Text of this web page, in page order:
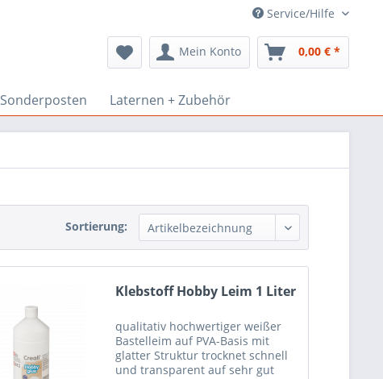
Service/Hilfe
Mein Konto 0,00 € *
Sonderposten Laternen + Zubehör
Sortierung:
Klebstoff Hobby Leim 1 Liter
qualitativ hochwertiger weißer
Bastelleim auf PVA-Basis mit
glatter Struktur trocknet schnell
und transparent auf sehr gut